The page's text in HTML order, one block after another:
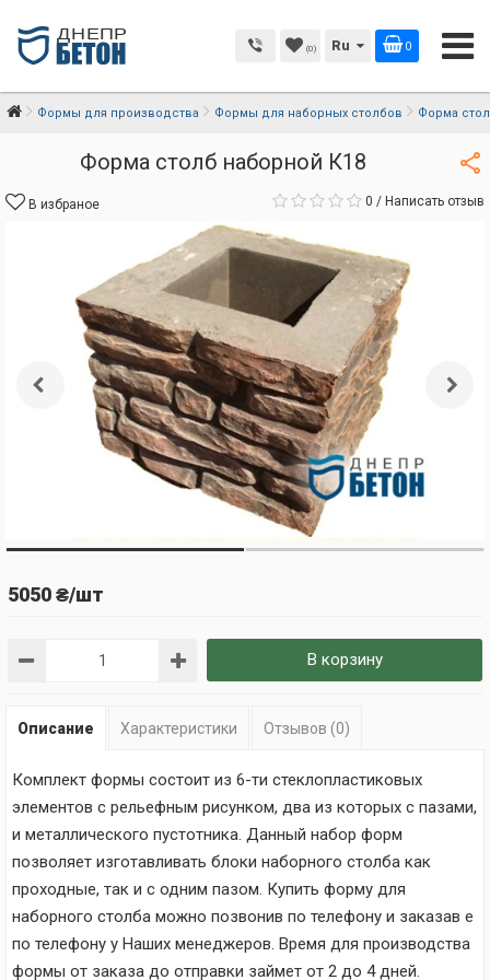
(0) Ru 0
Формы для производства Формы для наборных столбов Форма
Форма столб наборной К18
В избраное 0 / Написать отзыв
5050 ₴/шт
В корзину
Описание Характеристики Отзывов (0)
Комплект формы состоит из 6-ти стеклопластиковых
элементов с рельефным рисунком, два из которых с пазами,
и металлического пустотника. Данный набор форм
позволяет изготавливать блоки наборного столба как
проходные, так и с одним пазом. Купить форму для
наборного столба можно позвонив по телефону и заказав е
по телефону у Наших менеджеров. Время для производства
формы от заказа до отправки займет от 2 до 4 дней.